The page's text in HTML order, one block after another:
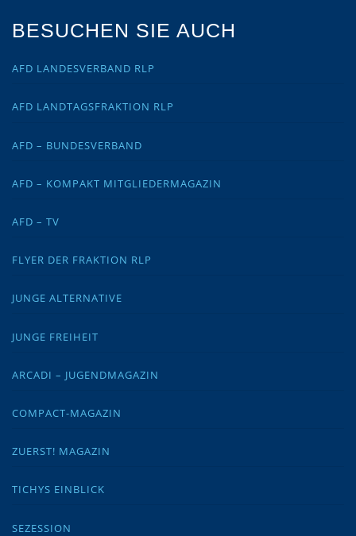
BESUCHEN SIE AUCH
AFD LANDESVERBAND RLP
AFD LANDTAGSFRAKTION RLP
AFD – BUNDESVERBAND
AFD – KOMPAKT MITGLIEDERMAGAZIN
AFD – TV
FLYER DER FRAKTION RLP
JUNGE ALTERNATIVE
JUNGE FREIHEIT
ARCADI – JUGENDMAGAZIN
COMPACT-MAGAZIN
ZUERST! MAGAZIN
TICHYS EINBLICK
SEZESSION